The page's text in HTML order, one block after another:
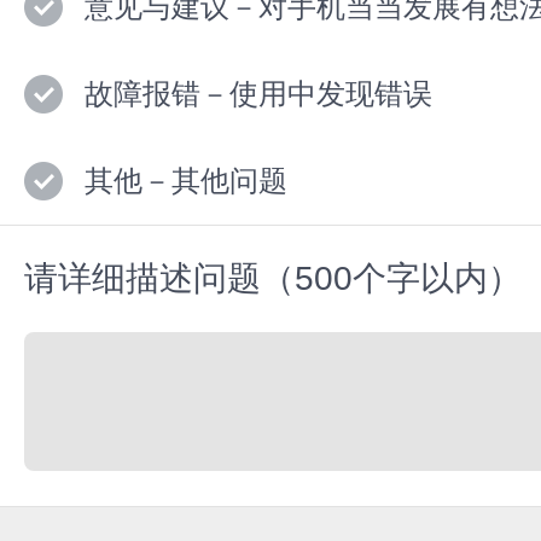
意见与建议－对手机当当发展有想
故障报错－使用中发现错误
其他－其他问题
请详细描述问题（500个字以内）